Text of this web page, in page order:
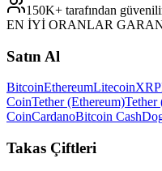
150K+ tarafından
EN İYİ ORANLAR
Satın Al
BitcoinEthereumLitecoinXRP
CoinTether (Ethereum)Tether
CoinCardanoBitcoin Cash
Takas Çiftleri